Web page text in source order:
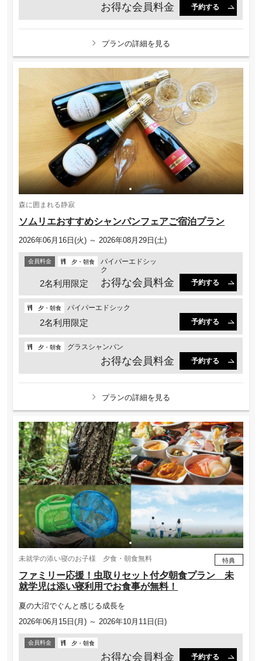
お得な会員料金 予約する
プランの詳細を見る
森に囲まれる静寂
ソムリエおすすめシャンパンフェアご宿泊プラン
2026年06月16日(火) ～ 2026年08月29日(土)
会員料金 夕・朝食
パイパーエドシッ
ク
2名利用限定 お得な会員料金 予約する
夕・朝食 パイパーエドシック
2名利用限定 予約する
夕・朝食 グラスシャンパン
お得な会員料金 予約する
プランの詳細を見る
未就学の添い寝のお子様 夕食・朝食無料
ファミリー応援！虫取りセット付夕朝食プラン 未
就学児は添い寝利用でお食事が無料！
特典
夏の大沼でぐんと感じる成長を
2026年06月15日(月) ～ 2026年10月11日(日)
会員料金 夕・朝食
お得な会員料金 予約する